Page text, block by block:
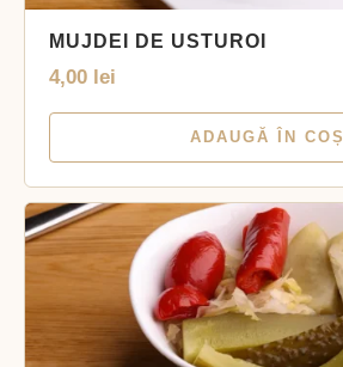
MUJDEI DE USTUROI
4,00 lei
ADAUGĂ ÎN COȘ